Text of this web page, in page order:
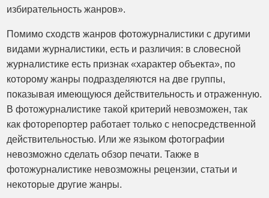
избирательность жанров».
Помимо сходств жанров фотожурналистики с другими
видами журналистики, есть и различия: в словесной
журналистике есть признак «характер объекта», по
которому жанры подразделяются на две группы,
показывая имеющуюся действительность и отраженную.
В фотожурналистике такой критерий невозможен, так
как фоторепортер работает только с непосредственной
действительностью. Или же языком фотографии
невозможно сделать обзор печати. Также в
фотожурналистике невозможны рецензии, статьи и
некоторые другие жанры.